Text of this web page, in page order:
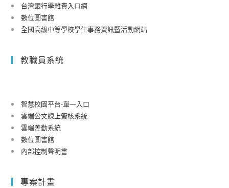
台灣銀行學雜費入口網
數位圖書館
全國高級中等學校學生事務資訊暨活動網站
教職員系統
智慧校園平台-單一入口
雲端公文線上簽核系統
雲端差勤系統
數位圖書館
內部控制聲明書
專案計畫